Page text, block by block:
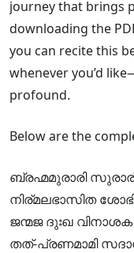
journey that brings
downloading the
you can recite this
whenever you’d
profound.
Below are the
ബ്രഹ്മമുരാരി
നിര്മലഭാസിത
ജന്മജ ദുഃഖ
തത്-പ്രണമാമി